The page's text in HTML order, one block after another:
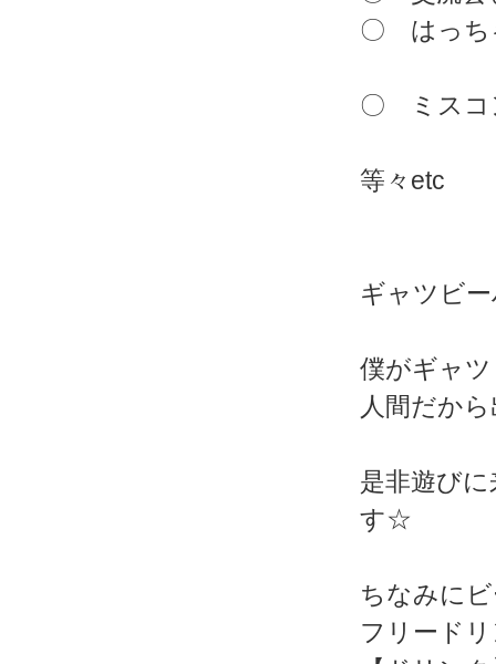
〇 はっち
〇 ミスコ
等々etc
ギャツビ
僕がギャ
人間だか
是非遊び
す☆
ちなみに
フリード